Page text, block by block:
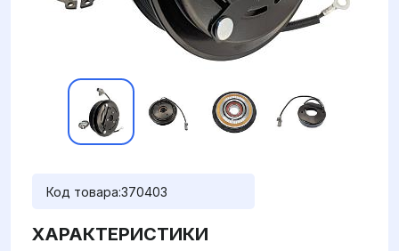
Код товара:370403
ХАРАКТЕРИСТИКИ